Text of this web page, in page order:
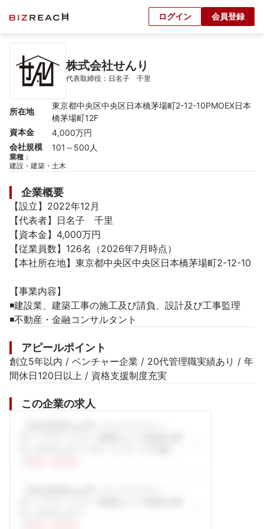
ログイン 会員登録
株式会社せんり
代表取締役：日名子　千里
所在地
東京都中央区中央区日本橋茅場町2-12-10PMOEX日本
橋茅場町12F
資本金
4,000万円
会社規模
101～500人
業種 ：
建設・建築・土木
企業概要
【設立】2022年12月
【代表者】日名子　千里
【資本金】4,000万円
【従業員数】126名（2026年7月時点）
【本社所在地】東京都中央区中央区日本橋茅場町2-12-10
【事業内容】
◾️建設業、建築工事の施工及び請負、設計及び工事監理
◾️不動産・金融コンサルタント
アピールポイント
創立5年以内 / ベンチャー企業 / 20代管理職実績あり / 年
間休日120日以上 / 資格支援制度充実
この企業の求人